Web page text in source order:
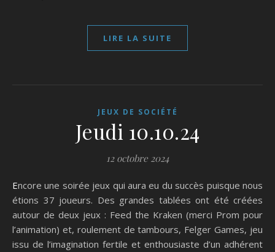
LIRE LA SUITE
JEUX DE SOCIÉTÉ
Jeudi 10.10.24
12 octobre 2024
Encore une soirée jeux qui aura eu du succès puisque nous
étions 37 joueurs. Des grandes tablées ont été créées
autour de deux jeux : Feed the Kraken (merci Prom pour
l’animation) et, roulement de tambours, Felger Games, jeu
issu de l’imagination fertile et enthousiaste d’un adhérent